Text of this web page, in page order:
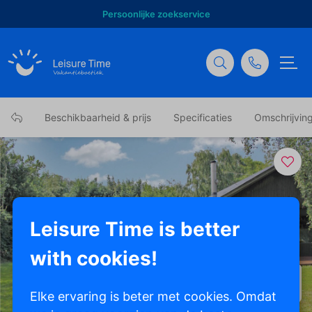
Persoonlijke zoekservice
Beschikbaarheid & prijs Specificaties
Leisure Time is better
with cookies!
Elke ervaring is beter met cookies. Omdat